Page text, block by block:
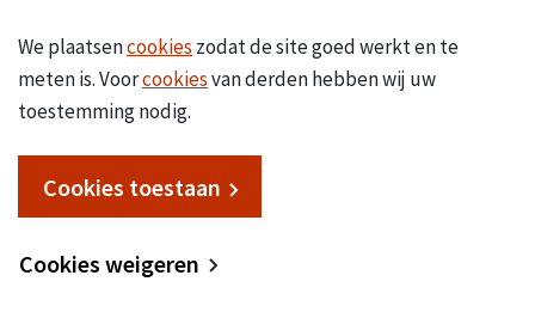
We plaatsencookies zodat de site goed werkt en te
meten is. Voorcookiesvan derden hebben wij uw
toestemming nodig.
Cookies toestaan
Cookies weigeren